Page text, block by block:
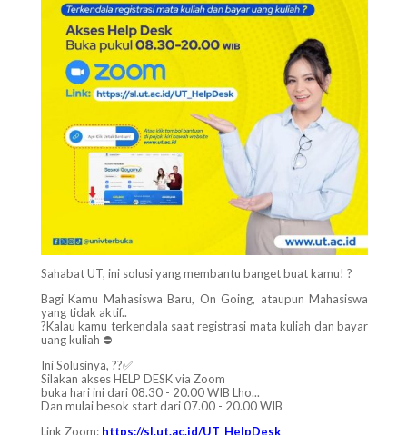
Sahabat UT, ini solusi yang membantu banget buat kamu! ?
Bagi Kamu Mahasiswa Baru, On Going, ataupun Mahasiswa
yang tidak aktif..
?Kalau kamu terkendala saat registrasi mata kuliah dan bayar
uang kuliah ⛔️
Ini Solusinya, ??✅
Silakan akses HELP DESK via Zoom
buka hari ini dari 08.30 - 20.00 WIB Lho...
Dan mulai besok start dari 07.00 - 20.00 WIB
Link Zoom: https://sl.ut.ac.id/UT_HelpDesk